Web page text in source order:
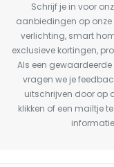
Schrijf je in voor
aanbiedingen op onze
verlichting, smart
exclusieve kortingen,
Als een
vragen we je
uitschrijven door op
klikken of een mailtje